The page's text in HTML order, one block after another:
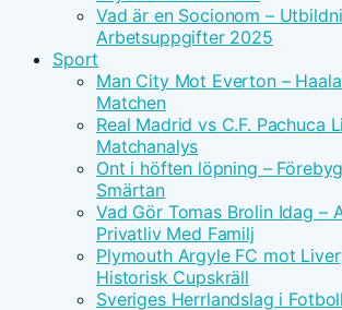
Vad är en Socionom –
Arbetsuppgifter 2025
Sport
Man City Mot Everton –
Matchen
Real Madrid vs C.F. Pachuca
Matchanalys
Ont i höften löpning –
Smärtan
Vad Gör Tomas Brolin Idag –
Privatliv Med Familj
Plymouth Argyle FC mot
Historisk Cupskräll
Sveriges Herrlandslag i